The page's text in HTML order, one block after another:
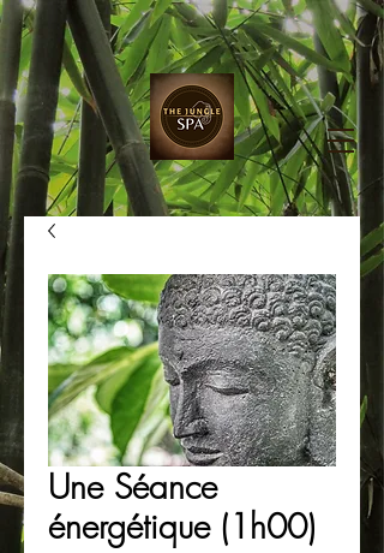
Une Séance
énergétique (1h00)